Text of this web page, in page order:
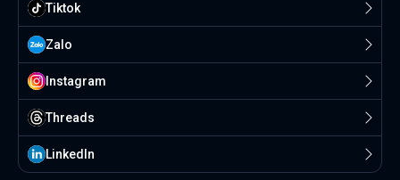
Tiktok
Zalo
Instagram
Threads
Linkedln